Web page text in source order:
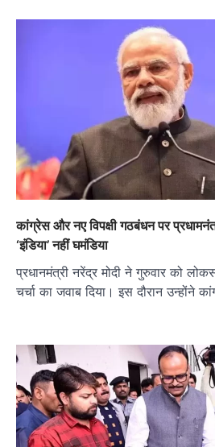
कांग्रेस और नए विपक्षी गठबंधन पर
‘इंडिया’ नहीं घमंडिया
प्रधानमंत्री नरेंद्र मोदी ने गुरुवार को
चर्चा का जवाब दिया। इस दौरान उन्होंने